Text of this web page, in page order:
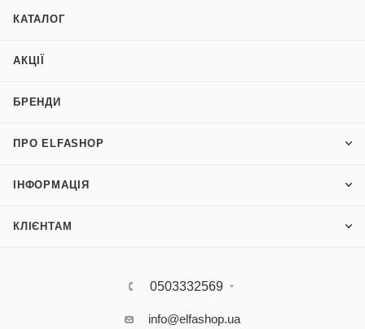
КАТАЛОГ
АКЦІЇ
БРЕНДИ
ПРО ELFASHOP
ІНФОРМАЦІЯ
КЛІЄНТАМ
0503332569
info@elfashop.ua